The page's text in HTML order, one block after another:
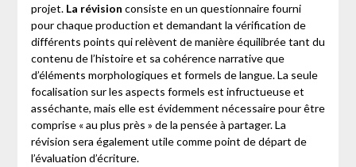
projet. La révision consiste en un questionnaire fourni
pour chaque production et demandant la vérification de
différents points qui relèvent de manière équilibrée tant du
contenu de l’histoire et sa cohérence narrative que
d’éléments morphologiques et formels de langue. La seule
focalisation sur les aspects formels est infructueuse et
asséchante, mais elle est évidemment nécessaire pour être
comprise « au plus près » de la pensée à partager. La
révision sera également utile comme point de départ de
l’évaluation d’écriture.